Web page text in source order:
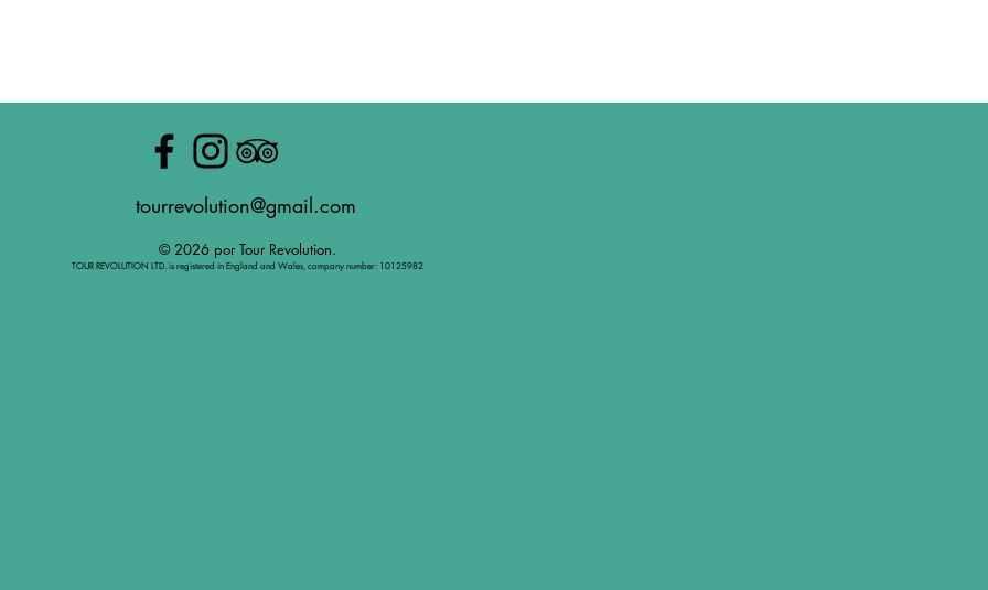
tourrevolution@gmail.com
© 2026 por Tour Revolution.
TOUR REVOLUTION LTD. is registered in England and Wales, company number: 10125982